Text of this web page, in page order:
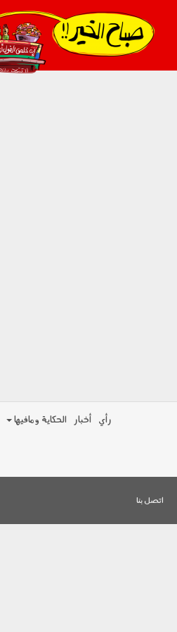
رأي أخبار الحكاية ومافيها
اتصل بنا